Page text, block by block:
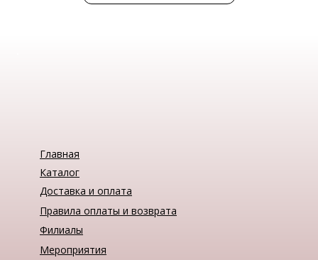
Главная
Каталог
Доставка и оплата
Правила оплаты и возврата
Филиалы
Мероприятия